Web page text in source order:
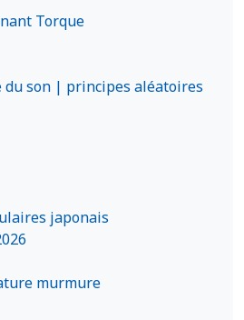
Torque
du son | principes aléatoires
japonais
murmure